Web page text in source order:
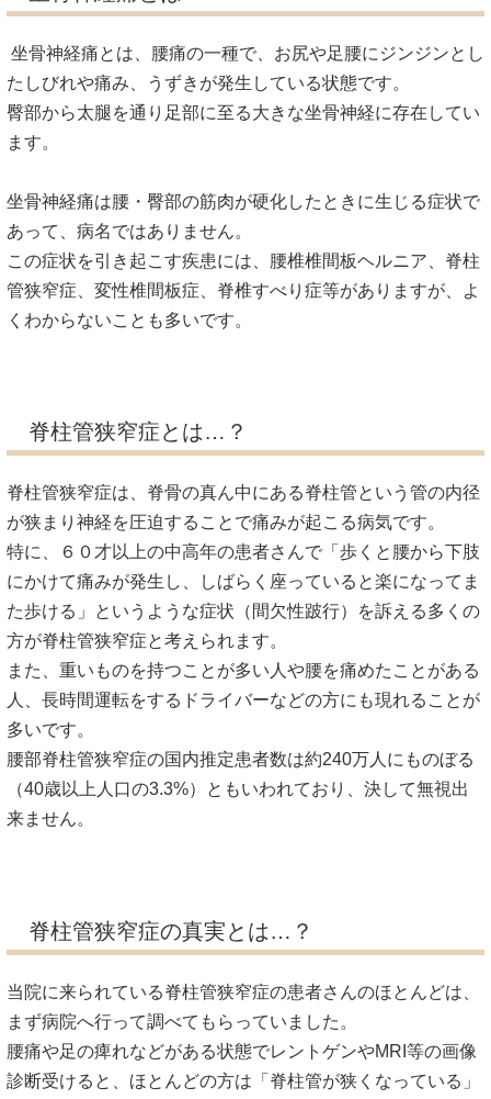
坐骨神経痛とは、腰痛の一種で、お尻や足腰にジンジンとし
たしびれや痛み、うずきが発生している状態です。
臀部から太腿を通り足部に至る大きな坐骨神経に存在してい
ます。
坐骨神経痛は腰・臀部の筋肉が硬化したときに生じる症状で
あって、病名ではありません。
この症状を引き起こす疾患には、腰椎椎間板ヘルニア、脊柱
管狭窄症、変性椎間板症、脊椎すべり症等がありますが、よ
くわからないことも多いです。
脊柱管狭窄症とは…？
脊柱管狭窄症は、脊骨の真ん中にある脊柱管という管の内径
が狭まり神経を圧迫することで痛みが起こる病気です。
特に、６０才以上の中高年の患者さんで「歩くと腰から下肢
にかけて痛みが発生し、しばらく座っていると楽になってま
た歩ける」というような症状（間欠性跛行）を訴える多くの
方が脊柱管狭窄症と考えられます。
また、重いものを持つことが多い人や腰を痛めたことがある
人、長時間運転をするドライバーなどの方にも現れることが
多いです。
腰部脊柱管狭窄症の国内推定患者数は約240万人にものぼる
（40歳以上人口の3.3%）ともいわれており、決して無視出
来ません。
脊柱管狭窄症の真実とは…？
当院に来られている脊柱管狭窄症の患者さんのほとんどは、
まず病院へ行って調べてもらっていました。
腰痛や足の痺れなどがある状態でレントゲンやMRI等の画像
診断受けると、ほとんどの方は「脊柱管が狭くなっている」